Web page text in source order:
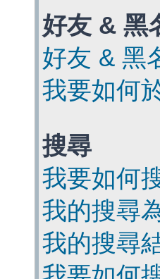
好友 & 黑
好友 & 黑
我要如何
搜尋
我要如何
我的搜尋
我的搜尋